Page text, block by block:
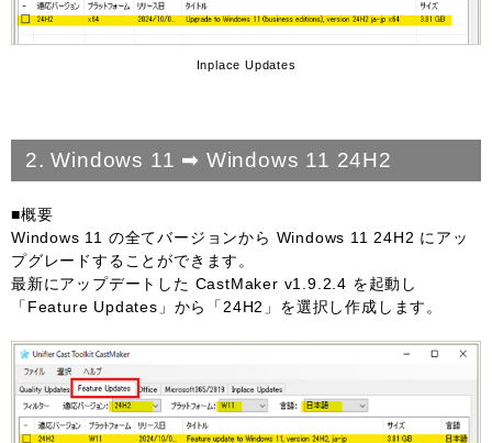
Inplace Updates
2. Windows 11 ➡ Windows 11 24H2
■概要
Windows 11 の全てバージョンから Windows 11 24H2 にアッ
プグレードすることができます。
最新にアップデートした CastMaker v1.9.2.4 を起動し
「Feature Updates」から「24H2」を選択し作成します。